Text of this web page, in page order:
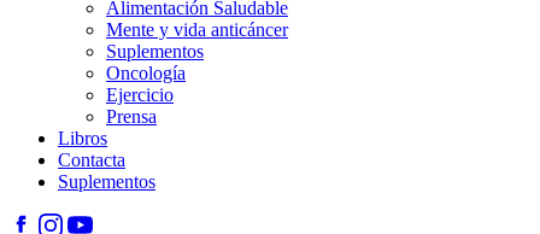
Alimentación Saludable
Mente y vida anticáncer
Suplementos
Oncología
Ejercicio
Prensa
Libros
Contacta
Suplementos